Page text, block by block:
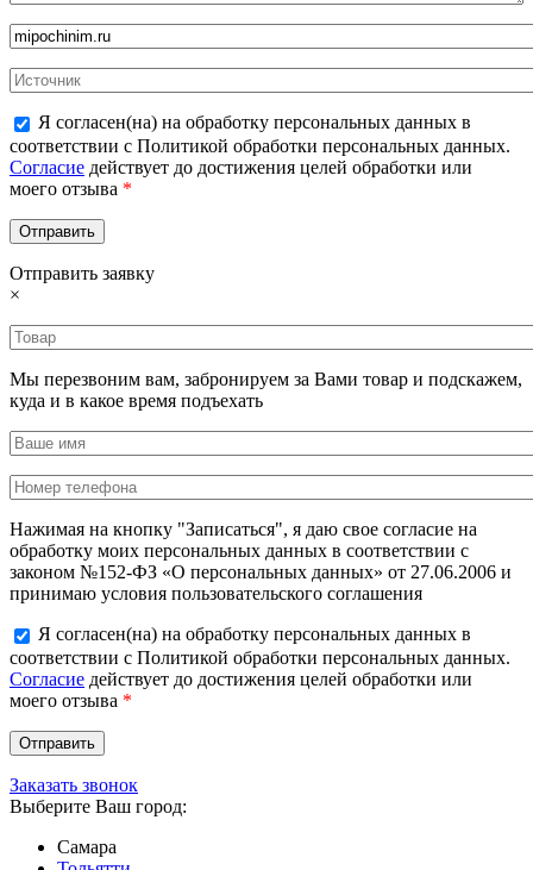
Я согласен(на) на обработку персональных данных в
соответствии с Политикой обработки персональных данных.
Согласие действует до достижения целей обработки или
моего отзыва *
Отправить заявку
×
Мы перезвоним вам, забронируем за Вами товар и подскажем,
куда и в какое время подъехать
Нажимая на кнопку "Записаться", я даю свое согласие на
обработку моих персональных данных в соответствии с
законом №152-ФЗ «О персональных данных» от 27.06.2006 и
принимаю условия пользовательского соглашения
Я согласен(на) на обработку персональных данных в
соответствии с Политикой обработки персональных данных.
Согласие действует до достижения целей обработки или
моего отзыва *
Заказать звонок
Выберите Ваш город:
Самара